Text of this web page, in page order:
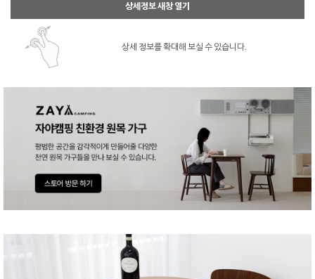
상세정보 새창 열기
상세 정보를 확대해 보실 수 있습니다.